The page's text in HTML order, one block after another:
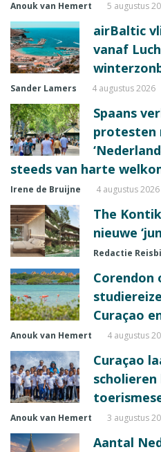
Anouk van Hemert 5 augustus
airBaltic
vanaf
Sander Lamers 4 augustus 2026
Spaans
protesten
steeds van harte
Irene de Bruijne 4 augustus 2026
The
nieuwe
Redactie
Corendon
Curaçao
Anouk van Hemert 4 augustus
Curaçao
Anouk van Hemert 3 augustus
Aantal